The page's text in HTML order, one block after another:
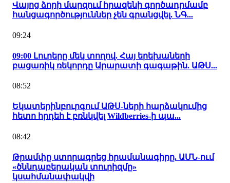
Վայոց ձորի մարզում հրազենի գործադրմամբ
հանցագործություններ չեն գրանցվել. ՆԳ...
09:24
09:00 Լուրերը մեկ տողով. Հայ երեխաների
բացառիկ ռեկորդը Արարատի գագաթին. ԱԹՍ...
08:52
Եկատերինբուրգում ԱԹՍ-ների հարձակումից
հետո հրդեհ է բռնկվել Wildberries-ի պա...
08:42
Թրամփը ստորագրեց հրամանագիրը. ԱՄՆ-ում
«ծննդաբերական տուրիզմը»
կսահմանափակվի